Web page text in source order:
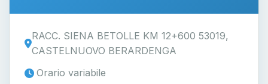
RACC. SIENA BETOLLE KM 12+600 53019,
CASTELNUOVO BERARDENGA
Orario variabile